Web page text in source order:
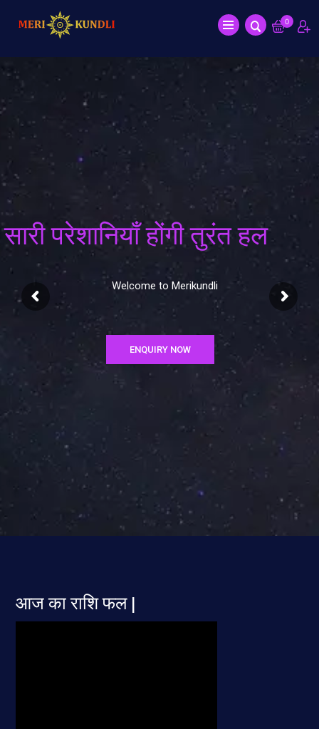
0
सारी परेशानियाँ होंगी तुरंत हल
Welcome to Merikundli
ENQUIRY NOW
आज का राशि फल |